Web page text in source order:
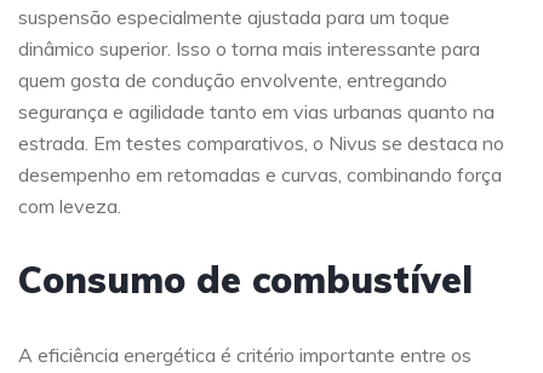
suspensão especialmente ajustada para um toque
dinâmico superior. Isso o torna mais interessante para
quem gosta de condução envolvente, entregando
segurança e agilidade tanto em vias urbanas quanto na
estrada. Em testes comparativos, o Nivus se destaca no
desempenho em retomadas e curvas, combinando força
com leveza.
Consumo de combustível
A eficiência energética é critério importante entre os